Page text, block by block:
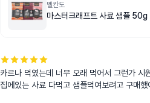
벨칸도
마스터크래프트 사료 샘플 50g
카르나 먹였는데 너무 오래 먹어서 그런가 시
집에있는 사료 다먹고 샘플먹여보려고 구매했